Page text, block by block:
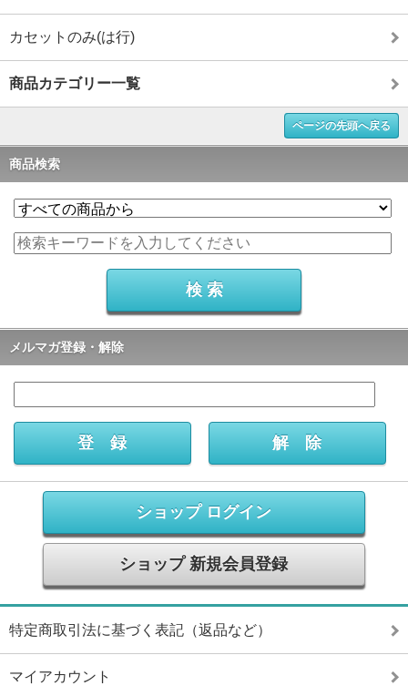
カセットのみ(は行)
商品カテゴリー一覧
ページの先頭へ戻る
商品検索
メルマガ登録・解除
ショップ ログイン
ショップ 新規会員登録
特定商取引法に基づく表記（返品など）
マイアカウント